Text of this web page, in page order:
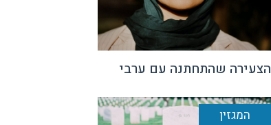
הצעירה שהתחתנה עם ערבי
המגזין